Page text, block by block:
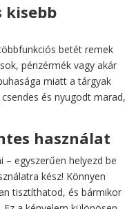
kisebb
betét remek
pénzérmék vagy akár
miatt a tárgyak
és nyugodt marad,
használat
egyszerűen helyezd be
kész! Könnyen
tisztíthatod, és bármikor